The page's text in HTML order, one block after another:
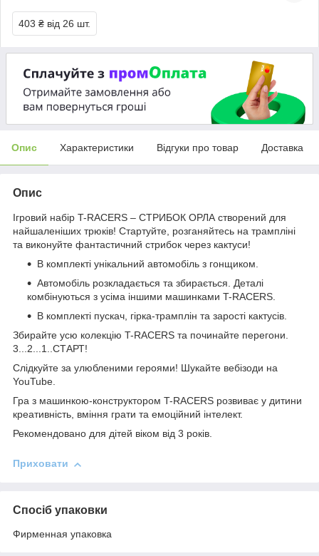
403 ₴ від 26 шт.
Опис Характеристики Відгуки про товар Доставка
Опис
Ігровий набір T-RACERS – СТРИБОК ОРЛА створений для
найшаленіших трюків! Стартуйте, розганяйтесь на трампліні
та виконуйте фантастичний стрибок через кактуси!
В комплекті унікальний автомобіль з гонщиком.
Автомобіль розкладається та збирається. Деталі
комбінуються з усіма іншими машинками T-RACERS.
В комплекті пускач, гірка-трамплін та зарості кактусів.
Збирайте усю колекцію T-RACERS та починайте перегони.
3...2...1..СТАРТ!
Слідкуйте за улюбленими героями! Шукайте вебізоди на
YouTube.
Гра з машинкою-конструктором T-RACERS розвиває у дитини
креативність, вміння грати та емоційний інтелект.
Рекомендовано для дітей віком від 3 років.
Приховати
Спосіб упаковки
Фирменная упаковка